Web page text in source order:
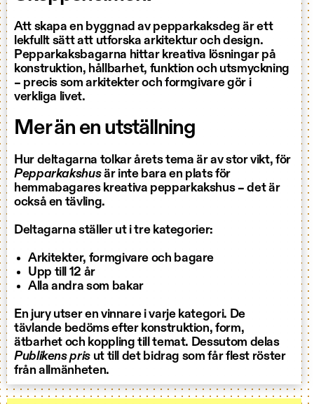
Att skapa en byggnad av pepparkaksdeg är ett
lekfullt sätt att utforska arkitektur och design.
Pepparkaksbagarna hittar kreativa lösningar på
konstruktion, hållbarhet, funktion och utsmyckning
– precis som arkitekter och formgivare gör i
verkliga livet.
Mer än en utställning
Hur deltagarna tolkar årets tema är av stor vikt, för
Pepparkakshusär inte bara en plats för
hemmabagares kreativa pepparkakshus – det är
också en tävling.
Deltagarna ställer ut i tre kategorier:
Arkitekter, formgivare och bagare
Upp till 12 år
Alla andra som bakar
En jury utser en vinnare i varje kategori. De
tävlande bedöms efter konstruktion, form,
ätbarhet och koppling till temat. Dessutom delas
Publikens prisut till det bidrag som får flest röster
från allmänheten.